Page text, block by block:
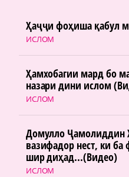
ИСЛОМ
Ҳаҷҷи фоҳиша қабул
ИСЛОМ
Ҳамхобагии мард бо
назари дини ислом
ИСЛОМ
Домулло Ҷамолиддин
вазифадор нест, ки
шир диҳад...(Видео)